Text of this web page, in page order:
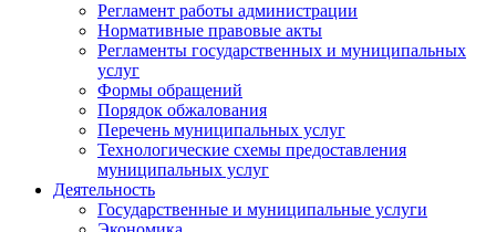
Регламент работы администрации
Нормативные правовые акты
Регламенты государственных и муниципальных
услуг
Формы обращений
Порядок обжалования
Перечень муниципальных услуг
Технологические схемы предоставления
муниципальных услуг
Деятельность
Государственные и муниципальные услуги